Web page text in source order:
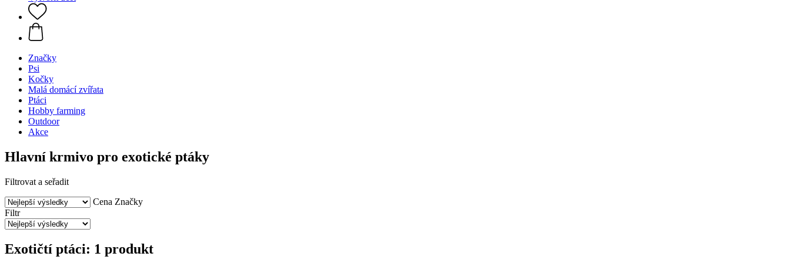
Značky
Psi
Kočky
Malá domácí zvířata
Ptáci
Hobby farming
Outdoor
Akce
Hlavní krmivo pro exotické ptáky
Filtrovat a seřadit
Cena Značky
Filtr
Exotičtí ptáci: 1 produkt